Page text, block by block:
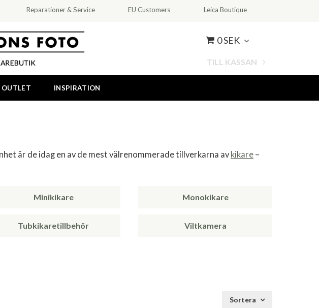
Reparationer & Service EU Customers Leica Boutique
0 SEK
TILL KASSAN
OUTLET INSPIRATION
är de idag en av de mest välrenommerade tillverkarna av kikare –
Minikikare Monokikare
Tubkikaretillbehör Viltkamera
Sortera